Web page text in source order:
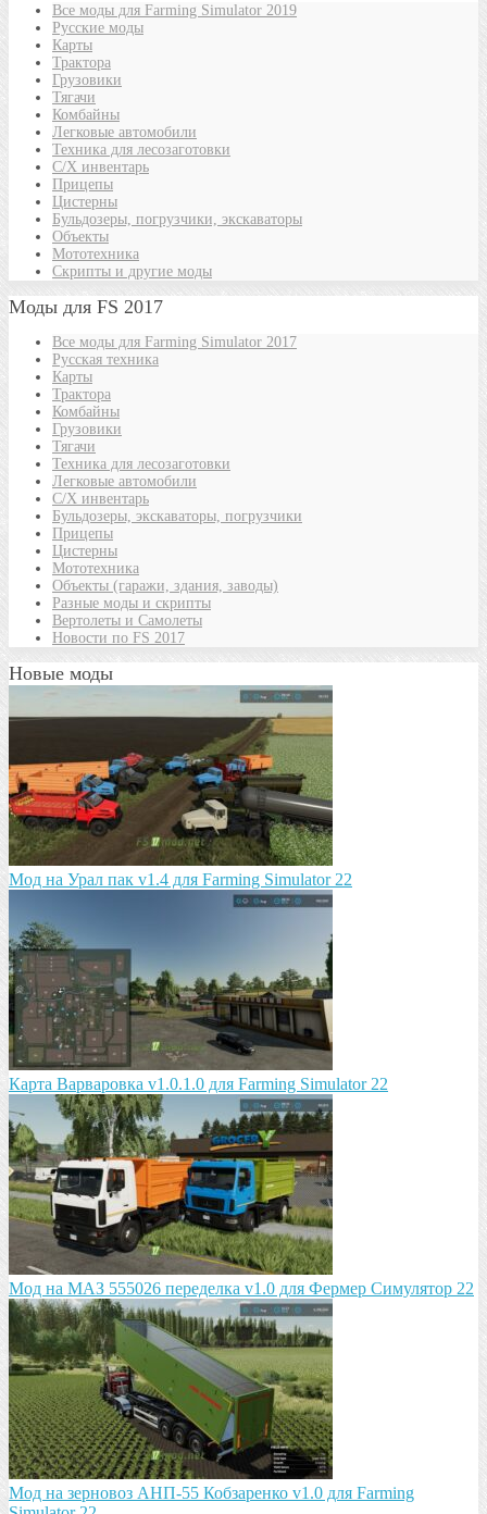
Все моды для Farming Simulator 2019
Русские моды
Карты
Трактора
Грузовики
Тягачи
Комбайны
Легковые автомобили
Техника для лесозаготовки
С/Х инвентарь
Прицепы
Цистерны
Бульдозеры, погрузчики, экскаваторы
Объекты
Мототехника
Скрипты и другие моды
Моды для FS 2017
Все моды для Farming Simulator 2017
Русская техника
Карты
Трактора
Комбайны
Грузовики
Тягачи
Техника для лесозаготовки
Легковые автомобили
С/Х инвентарь
Бульдозеры, экскаваторы, погрузчики
Прицепы
Цистерны
Мототехника
Объекты (гаражи, здания, заводы)
Разные моды и скрипты
Вертолеты и Самолеты
Новости по FS 2017
Новые моды
Мод на Урал пак v1.4 для Farming Simulator 22
Карта Варваровка v1.0.1.0 для Farming Simulator 22
Мод на МАЗ 555026 пeрeдeлка v1.0 для Фермер Симулятор 22
Мод на зeрновоз АНП-55 Кобзарeнко v1.0 для Farming